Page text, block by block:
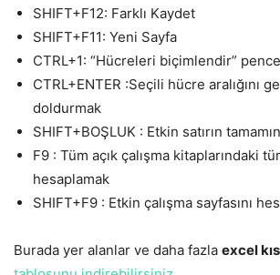
SHIFT+F12: Farklı Kaydet
SHIFT+F11: Yeni Sayfa
CTRL+1: “Hücreleri biçimlendir”
CTRL+ENTER :Seçili hücre aralığını
doldurmak
SHIFT+BOŞLUK : Etkin satırın
F9 : Tüm açık çalışma kitaplarındaki
hesaplamak
SHIFT+F9 : Etkin çalışma sayfasını
Burada yer alanlar ve daha fazla excel